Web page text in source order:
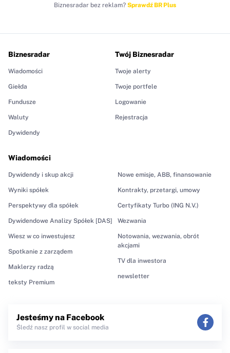
Biznesradar bez reklam? Sprawdź BR Plus
Biznesradar
Wiadomości
Giełda
Fundusze
Waluty
Dywidendy
Wiadomości
Dywidendy i skup akcji
Wyniki spółek
Perspektywy dla spółek
Dywidendowe Analizy Spółek [DAS]
Wiesz w co inwestujesz
Spotkanie z zarządem
Maklerzy radzą
teksty Premium
Nowe emisje, ABB, finansowanie
Kontrakty, przetargi, umowy
Certyfikaty Turbo (ING N.V.)
Wezwania
Notowania, wezwania, obrót
akcjami
TV dla inwestora
newsletter
Twój Biznesradar
Twoje alerty
Twoje portfele
Logowanie
Rejestracja
Jesteśmy na Facebook
Śledź nasz profil w social media